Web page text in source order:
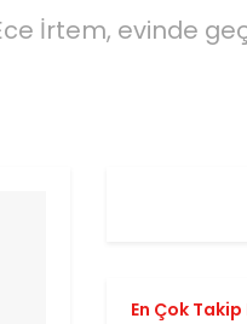
İrtem, evinde
En Çok